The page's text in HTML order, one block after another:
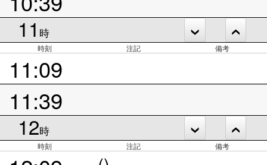
11 時
時刻 注記 備考
11:09
11:39
12時
時刻 注記 備考